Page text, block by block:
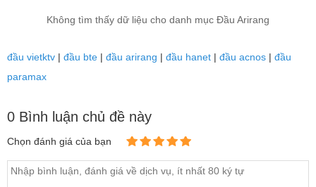
Không tìm thấy dữ liệu cho danh mục Đầu Arirang
đầu vietktv | đầu bte | đầu arirang | đầu hanet | đầu acnos | đầu
paramax
0 Bình luận chủ đề này
Chọn đánh giá của bạn